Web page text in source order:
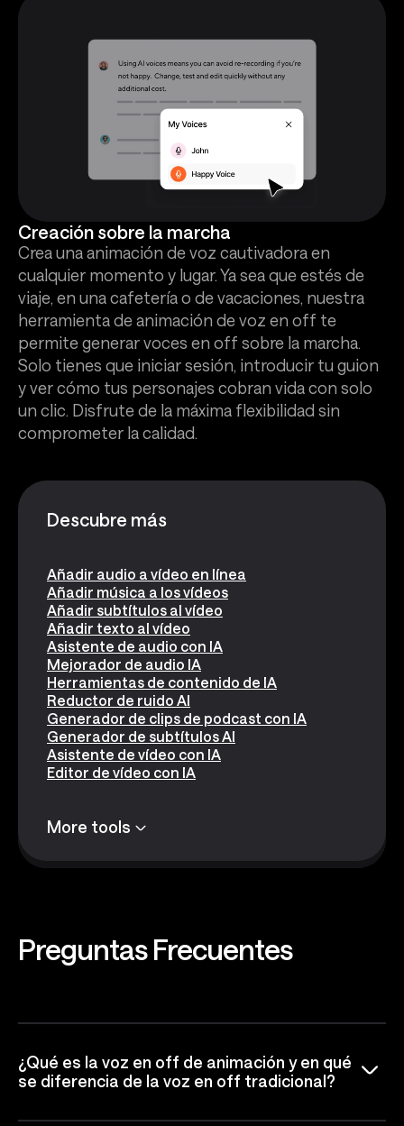
Creación sobre la marcha
Crea una animación de voz cautivadora en
cualquier momento y lugar. Ya sea que estés de
viaje, en una cafetería o de vacaciones, nuestra
herramienta de animación de voz en off te
permite generar voces en off sobre la marcha.
Solo tienes que iniciar sesión, introducir tu guion
y ver cómo tus personajes cobran vida con solo
un clic. Disfrute de la máxima flexibilidad sin
comprometer la calidad.
Descubre más
Añadir audio a vídeo en línea
Añadir música a los vídeos
Añadir subtítulos al vídeo
Añadir texto al vídeo
Asistente de audio con IA
Mejorador de audio IA
Herramientas de contenido de IA
Reductor de ruido AI
Generador de clips de podcast con IA
Generador de subtítulos AI
Asistente de vídeo con IA
Editor de vídeo con IA
More tools
PreguntasFrecuentes
¿Qué es la voz en off de animación y en qué
se diferencia de la voz en off tradicional?